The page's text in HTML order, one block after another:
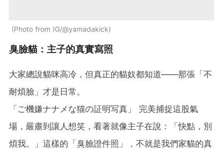
Photo from IG/@yamadakick
臭臉貓：主子的真實寫照
大家總說貓咪高冷，但真正的貓奴都知道——那張「不
耐煩臉」才是日常。
「ご機嫌ナナメな猫の証明写真」 完美捕捉這股氣
場，嚴肅到讓人想笑，看著就像主子在說：「快點，別
煩我。」這樣的「臭臉證件照」，不就是我們家貓的真